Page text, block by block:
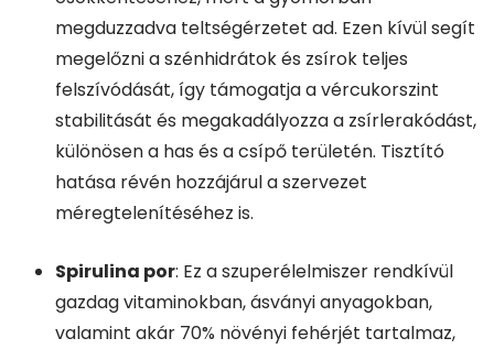
megduzzadva teltségérzetet ad. Ezen kívül segít
megelőzni a szénhidrátok és zsírok teljes
felszívódását, így támogatja a vércukorszint
stabilitását és megakadályozza a zsírlerakódást,
különösen a has és a csípő területén. Tisztító
hatása révén hozzájárul a szervezet
méregtelenítéséhez is.
Spirulina por: Ez a szuperélelmiszer rendkívül
gazdag vitaminokban, ásványi anyagokban,
valamint akár 70% növényi fehérjét tartalmaz,